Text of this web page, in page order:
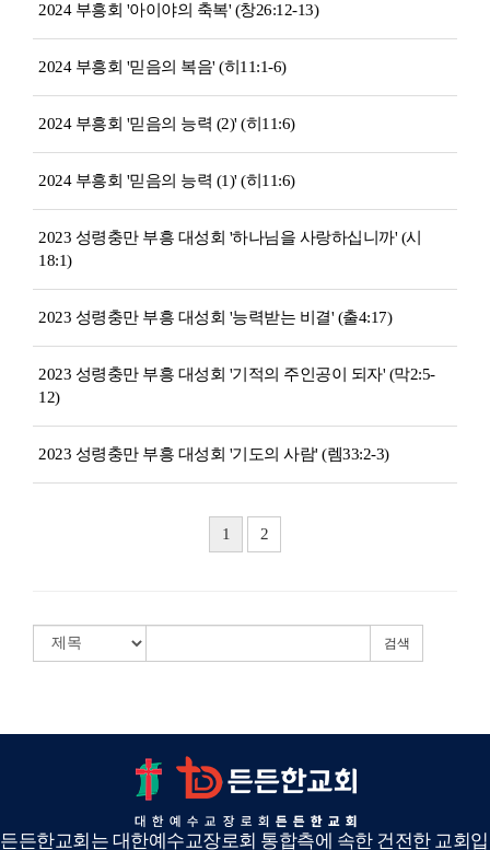
2024 부흥회 '아이야의 축복' (창26:12-13)
2024 부흥회 '믿음의 복음' (히11:1-6)
2024 부흥회 '믿음의 능력 (2)' (히11:6)
2024 부흥회 '믿음의 능력 (1)' (히11:6)
2023 성령충만 부흥 대성회 '하나님을 사랑하십니까' (시
18:1)
2023 성령충만 부흥 대성회 '능력받는 비결' (출4:17)
2023 성령충만 부흥 대성회 '기적의 주인공이 되자' (막2:5-
12)
2023 성령충만 부흥 대성회 '기도의 사람' (렘33:2-3)
1 2
검색
든든한교회는 대한예수교장로회 통합측에 속한 건전한 교회입